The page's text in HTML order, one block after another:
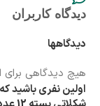
دیدگاه کاربران
دیدگاهها
هیچ دیدگاهی
اولین نفری باشید